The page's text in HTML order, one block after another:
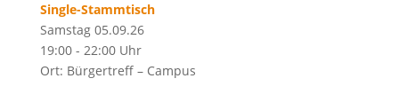
Single-Stammtisch
Samstag 05.09.26
19:00 - 22:00 Uhr
Ort: Bürgertreff – Campus